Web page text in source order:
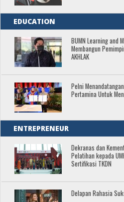
EDUCATION
BUMN Learning and
Membangun
AKHLAK
Pelni
Pertamina Untuk
ENTREPRENEUR
Dekranas dan
Pelatihan kepada
Sertifikasi TKDN
Delapan Rahasia